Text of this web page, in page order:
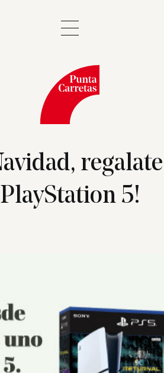
Inicio
PlayStation 5!